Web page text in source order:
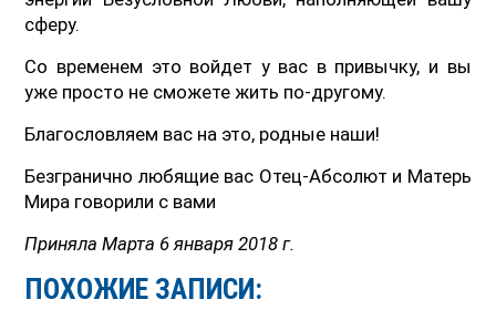
сферу.
Со временем это войдет у вас в привычку, и вы
уже просто не сможете жить по-другому.
Благословляем вас на это, родные наши!
Безгранично любящие вас Отец-Абсолют и Матерь
Мира говорили с вами
Приняла Марта 6 января 2018 г.
ПОХОЖИЕ ЗАПИСИ: